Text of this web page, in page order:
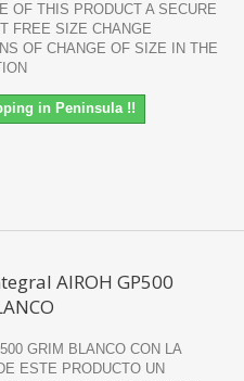
OF THIS PRODUCT A SECURE
FREE SIZE CHANGE
OF CHANGE OF SIZE IN THE
in Peninsula !!
AIROH GP500
GRIM BLANCO CON LA
ESTE PRODUCTO UN